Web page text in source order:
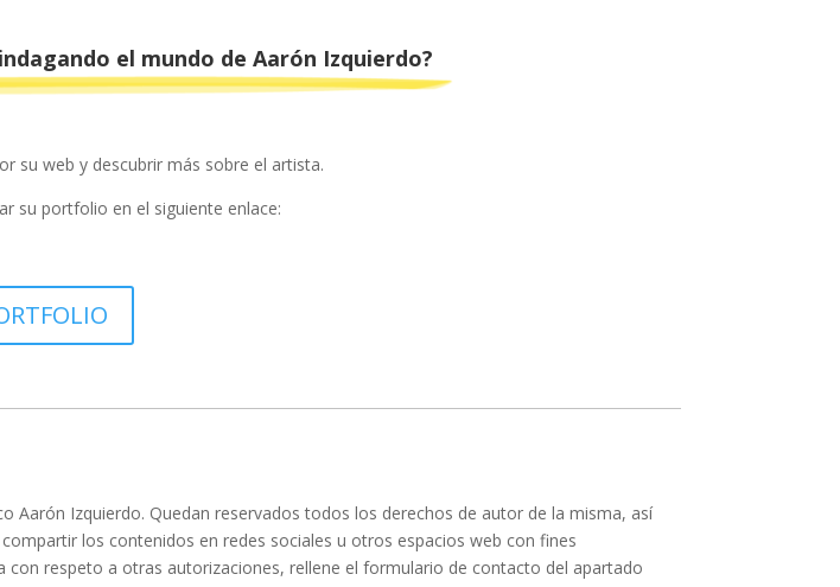
el mundo de Aarón Izquierdo?
su web y descubrir más sobre el artista.
su portfolio en el siguiente enlace:
Izquierdo. Quedan reservados todos los derechos de autor de la misma, así
los contenidos en redes sociales u otros espacios web con fines
respeto a otras autorizaciones, rellene el formulario de contacto del apartado